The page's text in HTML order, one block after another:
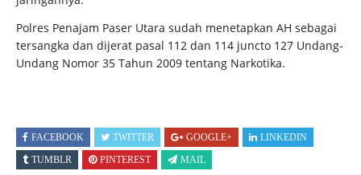
Polres Penajam Paser Utara sudah menetapkan AH sebagai
tersangka dan dijerat pasal 112 dan 114 juncto 127 Undang-
Undang Nomor 35 Tahun 2009 tentang Narkotika.
FACEBOOK TWITTER GOOGLE+
LINKEDIN
TUMBLR
PINTEREST MAIL